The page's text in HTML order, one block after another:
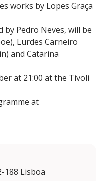
works by Lopes Graça
by Pedro Neves, will be
Lurdes Carneiro
and Catarina
at 21:00 at the Tivoli
at
188 Lisboa